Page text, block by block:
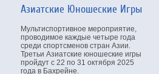
Чемпионат Мира по легкой
Чемпионат мира по лёгкой атлетике
2027 года станет 21-м по счёту в
истории данного турнира и пройдёт
с 11 по 19 сентября на